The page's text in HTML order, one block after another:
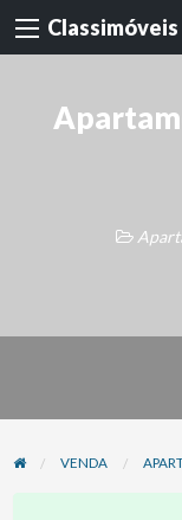
Classimóveis
VENDA